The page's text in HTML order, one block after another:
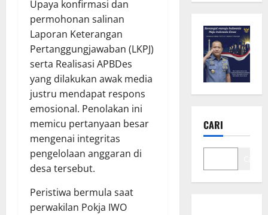
Upaya konfirmasi dan
permohonan salinan
Laporan Keterangan
Pertanggungjawaban (LKPJ)
serta Realisasi APBDes
yang dilakukan awak media
justru mendapat respons
emosional. Penolakan ini
memicu pertanyaan besar
mengenai integritas
pengelolaan anggaran di
desa tersebut.
Peristiwa bermula saat
perwakilan Pokja IWO
CARI